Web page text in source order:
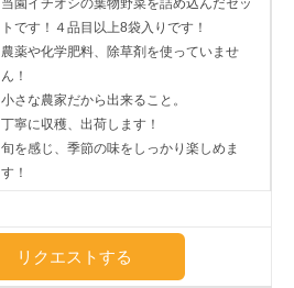
当園イチオシの葉物野菜を詰め込んだセッ
トです！４品目以上8袋入りです！
農薬や化学肥料、除草剤を使っていませ
ん！
小さな農家だから出来ること。
丁寧に収穫、出荷します！
旬を感じ、季節の味をしっかり楽しめま
す！
リクエストする